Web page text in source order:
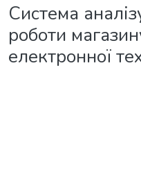
Система
роботи
електронної